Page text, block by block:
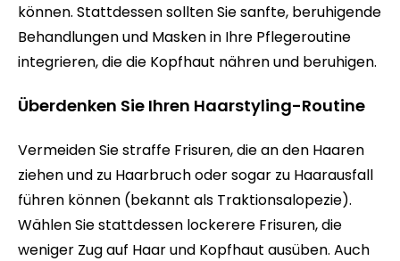
können. Stattdessen sollten Sie sanfte, beruhigende
Behandlungen und Masken in Ihre Pflegeroutine
integrieren, die die Kopfhaut nähren und beruhigen.
Überdenken Sie Ihren Haarstyling-Routine
Vermeiden Sie straffe Frisuren, die an den Haaren
ziehen und zu Haarbruch oder sogar zu Haarausfall
führen können (bekannt als Traktionsalopezie).
Wählen Sie stattdessen lockerere Frisuren, die
weniger Zug auf Haar und Kopfhaut ausüben. Auch